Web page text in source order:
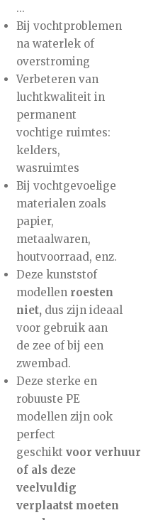
...
Bij vochtproblemen
na waterlek of
overstroming
Verbeteren van
luchtkwaliteit in
permanent
vochtige ruimtes:
kelders,
wasruimtes
Bij vochtgevoelige
materialen zoals
papier,
metaalwaren,
houtvoorraad, enz.
Deze kunststof
modellen roesten
niet,dus zijn ideaal
voor gebruik aan
de zee of bij een
zwembad.
Deze sterke en
robuuste PE
modellen zijn ook
perfect
geschikt voor verhuur
of als deze
veelvuldig
verplaatst moeten